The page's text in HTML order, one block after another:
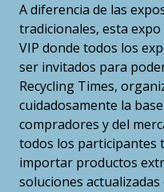
A diferencia de las
tradicionales, esta
VIP donde todos los
ser invitados para
Recycling Times,
cuidadosamente la
compradores y del
todos los participantes
importar productos
soluciones